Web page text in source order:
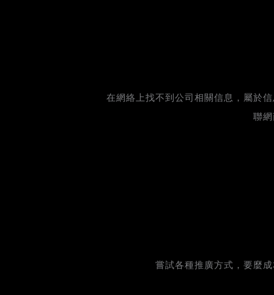
在網絡上找不到公司相關信息，屬於
聯
嘗試各種推廣方式，要麼